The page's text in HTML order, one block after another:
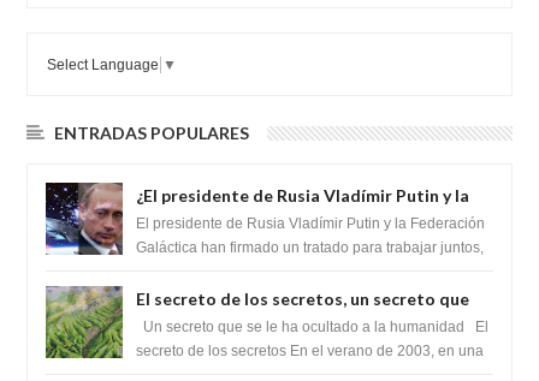
Select Language ▼
ENTRADAS POPULARES
¿El presidente de Rusia Vladímir Putin y la
Federación Galactica han firmado un
tratado para acabar con los Sionistas?
El presidente de Rusia Vladímir Putin y la Federación
Galáctica han firmado un tratado para trabajar juntos,
El secreto de los secretos, un secreto que
cambiaría por completo el destino de la
humanidad
Un secreto que se le ha ocultado a la humanidad El
secreto de los secretos En el verano de 2003, en una